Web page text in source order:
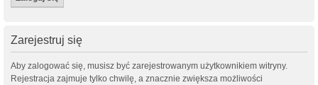
Zarejestruj się
Aby zalogować się, musisz być zarejestrowanym użytkownikiem witryny.
Rejestracja zajmuje tylko chwilę, a znacznie zwiększa możliwości